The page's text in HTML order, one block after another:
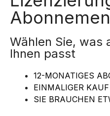
Wählen Sie, was
Ihnen passt
12-MONATIGES
EINMALIGER
SIE BRAUCHEN